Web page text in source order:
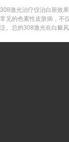
308激光治疗仪治白斑效
常见的色素性皮肤病，不
泛。总的308激光在白癜